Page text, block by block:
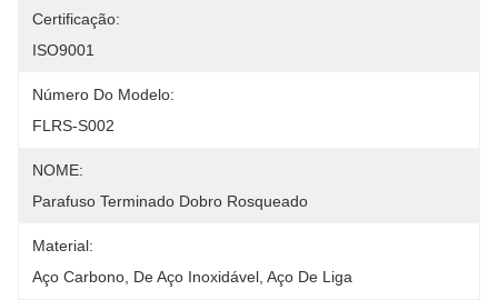
Certificação:
ISO9001
Número Do Modelo:
FLRS-S002
NOME:
Parafuso Terminado Dobro Rosqueado
Material:
Aço Carbono, De Aço Inoxidável, Aço De Liga